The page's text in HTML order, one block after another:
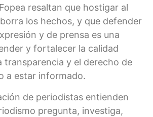
resaltan que hostigar al
los hechos, y que defender
y de prensa es una
y fortalecer la calidad
transparencia y el derecho de
a estar informado.
de periodistas entienden
pregunta, investiga,